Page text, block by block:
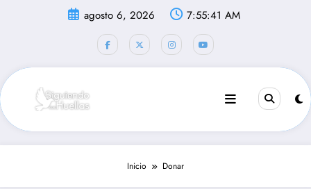
agosto 6, 2026 7:55:41 AM
Inicio Donar